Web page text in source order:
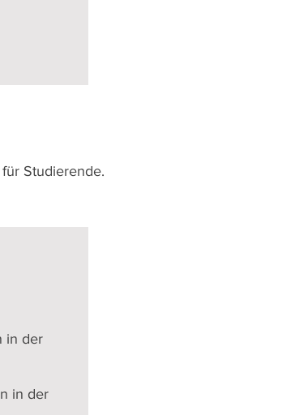
Studierende.
in der
in der